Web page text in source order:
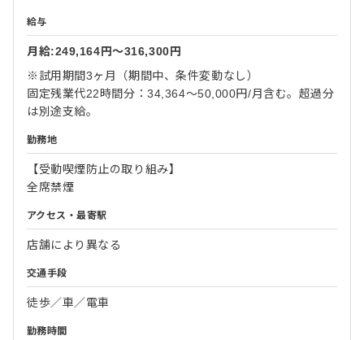
給与
月給:249,164円〜316,300円
※試用期間3ヶ月（期間中、条件変動なし）
固定残業代22時間分：34,364～50,000円/月含む。超過分
は別途支給。
勤務地
【受動喫煙防止の取り組み】
全席禁煙
アクセス・最寄駅
店舗により異なる
交通手段
徒歩／車／電車
勤務時間